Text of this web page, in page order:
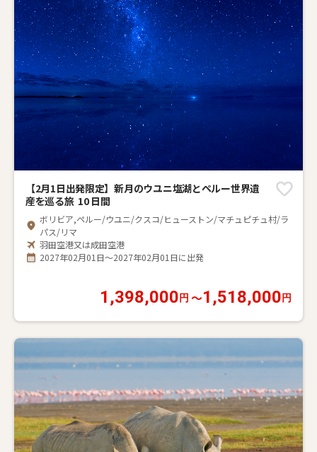
【2月1日出発限定】新月のウユニ塩湖とペルー世界遺
産を巡る旅 10 日間
ボリビア,ペルー/ウユニ/クスコ/ヒューストン/マチュピチュ村/ラ
パス/リマ
羽田空港又は成田空港
2027年02月01日～2027年02月01日に出発
1,398,000 円 〜1,518,000 円